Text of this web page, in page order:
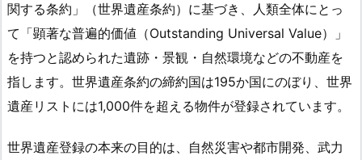
関する条約」（世界遺産条約）に基づき、人類全体にとっ
て「顕著な普遍的価値（Outstanding Universal Value）」
を持つと認められた遺跡・景観・自然環境などの不動産を
指します。世界遺産条約の締約国は195か国にのぼり、世界
遺産リストには1,000件を超える物件が登録されています。
世界遺産登録の本来の目的は、自然災害や都市開発、武力